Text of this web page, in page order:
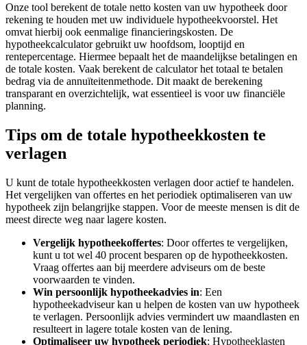
Onze tool berekent de totale netto kosten van uw hypotheek door
rekening te houden met uw individuele hypotheekvoorstel. Het
omvat hierbij ook eenmalige financieringskosten. De
hypotheekcalculator gebruikt uw hoofdsom, looptijd en
rentepercentage. Hiermee bepaalt het de maandelijkse betalingen en
de totale kosten. Vaak berekent de calculator het totaal te betalen
bedrag via de annuïteitenmethode. Dit maakt de berekening
transparant en overzichtelijk, wat essentieel is voor uw financiële
planning.
Tips om de totale hypotheekkosten te
verlagen
U kunt de totale hypotheekkosten verlagen door actief te handelen.
Het vergelijken van offertes en het periodiek optimaliseren van uw
hypotheek zijn belangrijke stappen. Voor de meeste mensen is dit de
meest directe weg naar lagere kosten.
Vergelijk hypotheekoffertes: Door offertes te vergelijken,
kunt u tot wel 40 procent besparen op de hypotheekkosten.
Vraag offertes aan bij meerdere adviseurs om de beste
voorwaarden te vinden.
Win persoonlijk hypotheekadvies in: Een
hypotheekadviseur kan u helpen de kosten van uw hypotheek
te verlagen. Persoonlijk advies vermindert uw maandlasten en
resulteert in lagere totale kosten van de lening.
Optimaliseer uw hypotheek periodiek: Hypotheeklasten